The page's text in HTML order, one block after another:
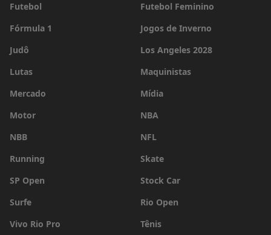
Futebol
Futebol Feminino
Fórmula 1
Jogos de Inverno
Judô
Los Angeles 2028
Lutas
Maquinistas
Mercado
Mídia
Motor
NBA
NBB
NFL
Running
Skate
SP Open
Stock Car
Surfe
Rio Open
Vivo Rio Pro
Tênis